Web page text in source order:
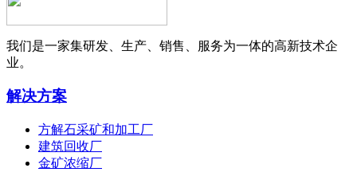
我们是一家集研发、生产、销售、服务为一体的高新技术企
业。
解决方案
方解石采矿和加工厂
建筑回收厂
金矿浓缩厂